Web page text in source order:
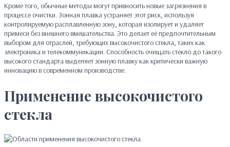
Кроме того, обычные методы могут привносить новые загрязнения в
процессе очистки. Зонная плавка устраняет этот риск, используя
контролируемую расплавленную зону, которая изолирует и удаляет
примеси без внешнего вмешательства. Это делает её предпочтительным
выбором для отраслей, требующих высокочистого стекла, таких как
электроника и телекоммуникации. Способность очищать стекло до такого
высокого стандарта выделяет зонную плавку как критически важную
инновацию в современном производстве.
Применение высокочистого
стекла